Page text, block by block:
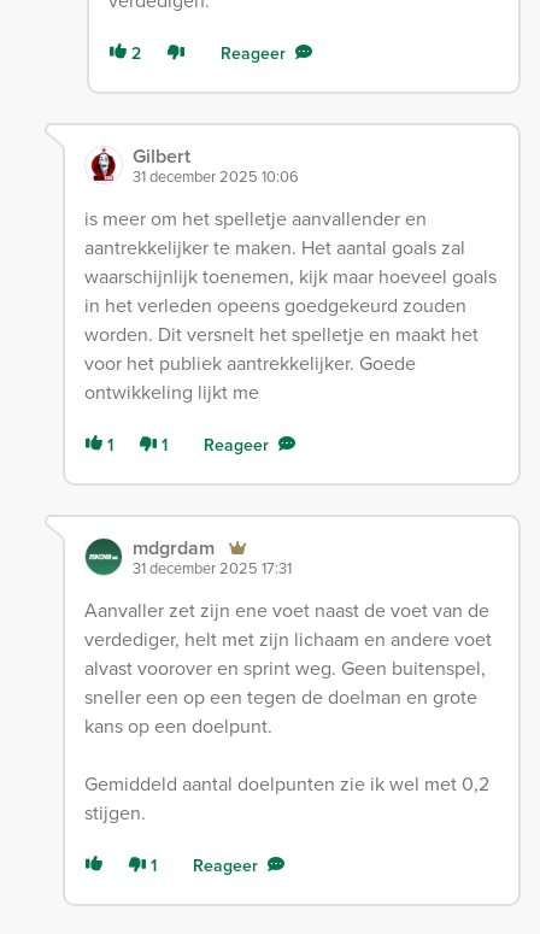
2 Reageer
Gilbert
31 december 2025 10:06
is meer om het spelletje aanvallender en
aantrekkelijker te maken. Het aantal goals zal
waarschijnlijk toenemen, kijk maar hoeveel goals
in het verleden opeens goedgekeurd zouden
worden. Dit versnelt het spelletje en maakt het
voor het publiek aantrekkelijker. Goede
ontwikkeling lijkt me
1 1 Reageer
mdgrdam
31 december 2025 17:31
Aanvaller zet zijn ene voet naast de voet van de
verdediger, helt met zijn lichaam en andere voet
alvast voorover en sprint weg. Geen buitenspel,
sneller een op een tegen de doelman en grote
kans op een doelpunt.
Gemiddeld aantal doelpunten zie ik wel met 0,2
stijgen.
1 Reageer